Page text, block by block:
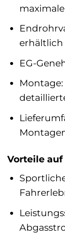
erhältlich
EG-
Vorteile